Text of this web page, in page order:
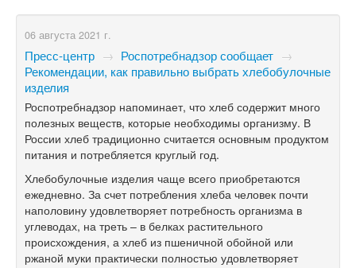
06 августа 2021 г.
Пресс-центр → Роспотребнадзор сообщает →
Рекомендации, как правильно выбрать хлебобулочные
изделия
Роспотребнадзор напоминает, что хлеб содержит много
полезных веществ, которые необходимы организму. В
России хлеб традиционно считается основным продуктом
питания и потребляется круглый год.
Хлебобулочные изделия чаще всего приобретаются
ежедневно. За счет потребления хлеба человек почти
наполовину удовлетворяет потребность организма в
углеводах, на треть – в белках растительного
происхождения, а хлеб из пшеничной обойной или
ржаной муки практически полностью удовлетворяет